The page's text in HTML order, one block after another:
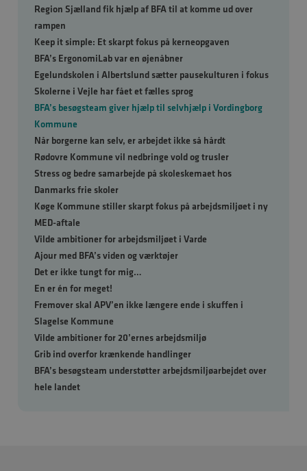
Region Sjælland fik hjælp af BFA til at komme ud over
rampen
Keep it simple: Et skarpt fokus på kerneopgaven
BFA’s ErgonomiLab var en øjenåbner
Egelundskolen i Albertslund sætter pausekulturen i fokus
Skolerne i Vejle har fået et fælles sprog
BFA’s besøgsteam giver hjælp til selvhjælp i Vordingborg
Kommune
Når borgerne kan selv, er arbejdet ikke så hårdt
Rødovre Kommune vil nedbringe vold og trusler
Stress og bedre samarbejde på skoleskemaet hos
Danmarks frie skoler
Køge Kommune stiller skarpt fokus på arbejdsmiljøet i ny
MED-aftale
Vilde ambitioner for arbejdsmiljøet i Varde
Ajour med BFA’s viden og værktøjer
Det er ikke tungt for mig…
En er én for meget!
Fremover skal APV’en ikke længere ende i skuffen i
Slagelse Kommune
Vilde ambitioner for 20’ernes arbejdsmiljø
Grib ind overfor krænkende handlinger
BFA’s besøgsteam understøtter arbejdsmiljøarbejdet over
hele landet